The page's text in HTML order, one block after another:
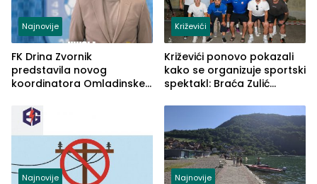
Najnovije
FK Drina Zvornik
predstavila novog
koordinatora Omladinske
Križevići
Križevići ponovo pokazali
kako se organizuje sportski
spektakl: Braća Zulić
Najnovije Najnovije